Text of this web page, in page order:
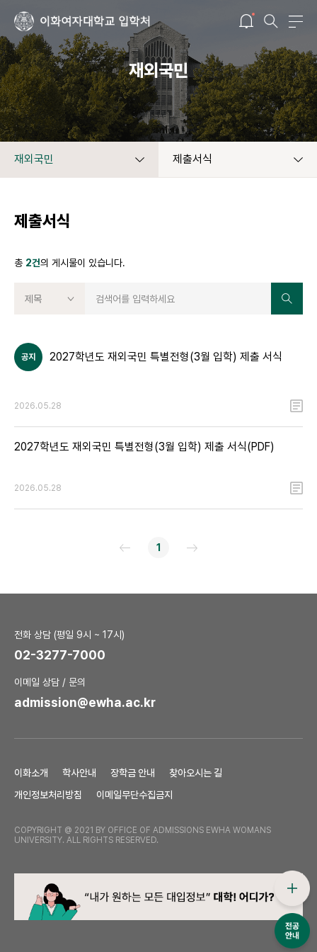
재외국민
재외국민 제출서식
제출서식
총 2건의 게시물이 있습니다.
제목
공지 2027학년도 재외국민 특별전형(3월 입학) 제출 서식
2026.05.28
2027학년도 재외국민 특별전형(3월 입학) 제출 서식(PDF)
2026.05.28
1
전화 상담 (평일 9시 ~ 17시)
02-3277-7000
이메일 상담 / 문의
admission@ewha.ac.kr
이화소개 학사안내 장학금 안내
찾아오시는 길
개인정보처리방침
이메일무단수집금지
COPYRIGHT @ 2021 BY OFFICE OF ADMISSIONS EWHA WOMANS
UNIVERSITY. ALL RIGHTS RESERVED.